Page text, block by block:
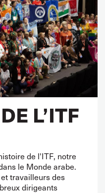
L’ITF
de l'ITF, notre
le Monde arabe.
travailleurs des
dirigeants